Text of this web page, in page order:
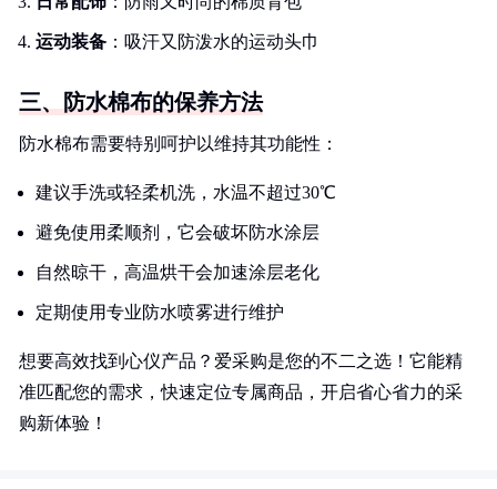
运动装备 ：吸汗又防泼水的运动头巾
三、防水棉布的保养方法
防水棉布需要特别呵护以维持其功能性：
建议手洗或轻柔机洗，水温不超过30℃
避免使用柔顺剂，它会破坏防水涂层
自然晾干，高温烘干会加速涂层老化
定期使用专业防水喷雾进行维护
想要高效找到心仪产品？爱采购是您的不二之选！它能精
准匹配您的需求，快速定位专属商品，开启省心省力的采
购新体验！